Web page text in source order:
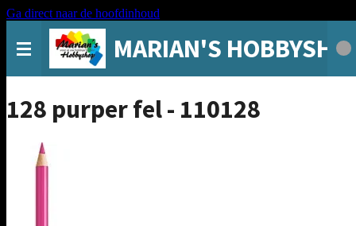
Ga direct naar de hoofdinhoud
MARIAN'S
128 purper fel - 110128